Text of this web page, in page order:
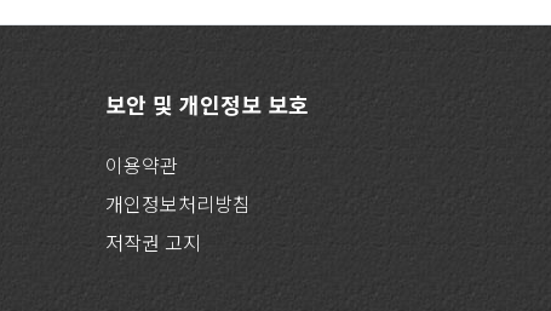
보안 및 개인정보 보호
이용약관
개인정보처리방침
저작권 고지